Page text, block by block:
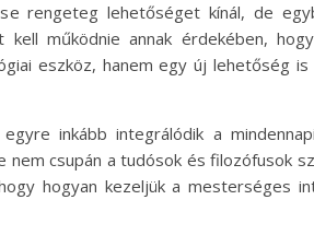
rengeteg lehetőséget kínál, de
kell működnie annak érdekében,
eszköz, hanem egy új lehetőség
inkább integrálódik a
nem csupán a tudósok és filozófusok
hogyan kezeljük a mesterséges